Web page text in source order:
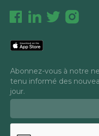
Abonnez-vous à notre
tenu informé des
jour.